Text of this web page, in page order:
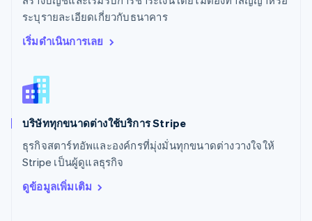
ระบุรายละเอียดเกี่ยวกับธนาคาร
เริ่มดำเนินการเลย
บริษัททุกขนาดต่างใช้บริการ Stripe
ธุรกิจสตาร์ทอัพและองค์กรที่มุ่งมั่นทุกขนาดต่างวางใจให้
Stripe เป็นผู้ดูแลธุรกิจ
ดูข้อมูลเพิ่มเติม
สหรัฐอาหรับเอมิเรตส์
English
สหราชอาณาจักร
English
สิงคโปร์
ออสเตรเลีย
ออสเตรีย
DeutschEnglish
อิตาลี
ItalianoEnglish